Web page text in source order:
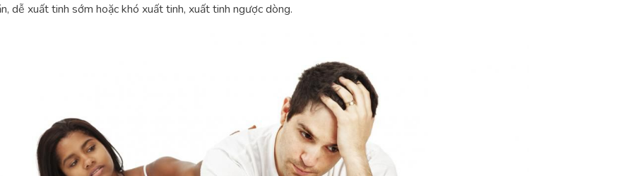
dễ xuất tinh sớm hoặc khó xuất tinh, xuất tinh ngược dòng.